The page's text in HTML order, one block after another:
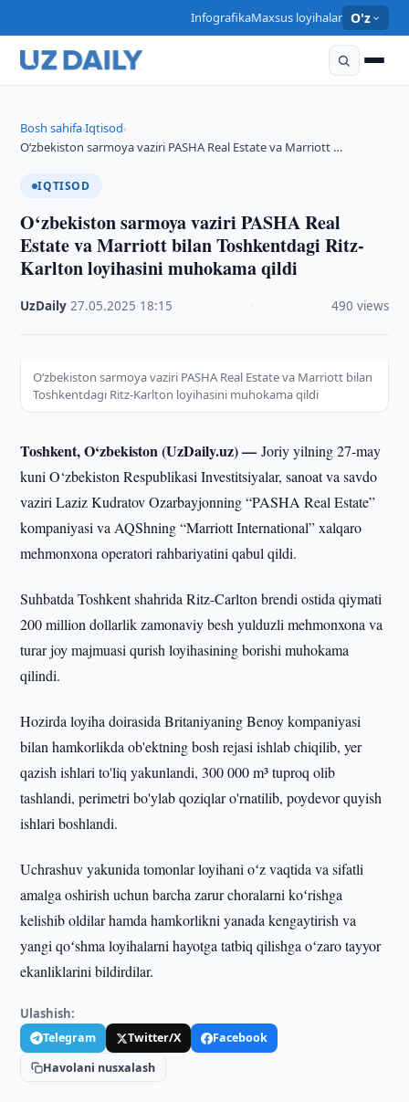
InfografikaMaxsus loyihalar O'z
Bosh sahifa›Iqtisod›
O‘zbekiston sarmoya vaziri PASHA Real Estate va Marriott …
IQTISOD
O‘zbekiston sarmoya vaziri PASHA Real
Estate va Marriott bilan Toshkentdagi Ritz-
Karlton loyihasini muhokama qildi
UzDaily ·27.05.2025 18:15 490 views
O‘zbekiston sarmoya vaziri PASHA Real Estate va Marriott bilan
Toshkentdagi Ritz-Karlton loyihasini muhokama qildi
Toshkent, O‘zbekiston (UzDaily.uz) —Joriy yilning 27-may
kuni O‘zbekiston Respublikasi Investitsiyalar, sanoat va savdo
vaziri Laziz Kudratov Ozarbayjonning “PASHA Real Estate”
kompaniyasi va AQShning “Marriott International” xalqaro
mehmonxona operatori rahbariyatini qabul qildi.
Suhbatda Toshkent shahrida Ritz-Carlton brendi ostida qiymati
200 million dollarlik zamonaviy besh yulduzli mehmonxona va
turar joy majmuasi qurish loyihasining borishi muhokama
qilindi.
Hozirda loyiha doirasida Britaniyaning Benoy kompaniyasi
bilan hamkorlikda ob'ektning bosh rejasi ishlab chiqilib, yer
qazish ishlari to'liq yakunlandi, 300 000 m³ tuproq olib
tashlandi, perimetri bo'ylab qoziqlar o'rnatilib, poydevor quyish
ishlari boshlandi.
Uchrashuv yakunida tomonlar loyihani oʻz vaqtida va sifatli
amalga oshirish uchun barcha zarur choralarni koʻrishga
kelishib oldilar hamda hamkorlikni yanada kengaytirish va
yangi qoʻshma loyihalarni hayotga tatbiq qilishga oʻzaro tayyor
ekanliklarini bildirdilar.
Ulashish:
Telegram Twitter/X
Facebook
Havolani nusxalash